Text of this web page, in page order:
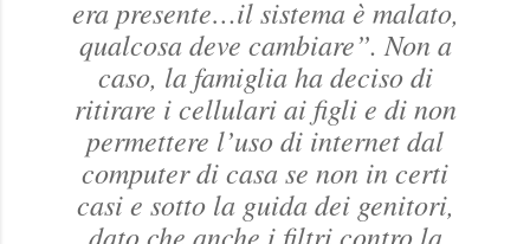
era presente…il sistema è malato,
qualcosa deve cambiare”. Non a
caso, la famiglia ha deciso di
ritirare i cellulari ai figli e di non
permettere l’uso di internet dal
computer di casa se non in certi
casi e sotto la guida dei genitori,
dato che anche i filtri contro la